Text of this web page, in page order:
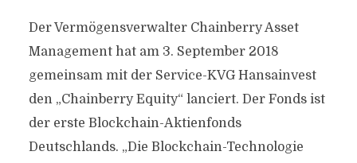
Der Vermögensverwalter Chainberry Asset
Management hat am 3. September 2018
gemeinsam mit der Service-KVG Hansainvest
den „Chainberry Equity“ lanciert. Der Fonds ist
der erste Blockchain-Aktienfonds
Deutschlands. „Die Blockchain-Technologie